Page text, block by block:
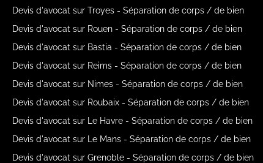
Devis d'avocat sur Troyes - Séparation de corps / de bien
Devis d'avocat sur Rouen - Séparation de corps / de bien
Devis d'avocat sur Bastia - Séparation de corps / de bien
Devis d'avocat sur Reims - Séparation de corps / de bien
Devis d'avocat sur Nimes - Séparation de corps / de bien
Devis d'avocat sur Roubaix - Séparation de corps / de bien
Devis d'avocat sur Le Havre - Séparation de corps / de bien
Devis d'avocat sur Le Mans - Séparation de corps / de bien
Devis d'avocat sur Grenoble - Séparation de corps / de bien